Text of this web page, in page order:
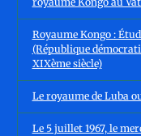
Royaume Kongo :
(République
XIXème siècle)
Le royaume de Luba
Le 5 juillet 1967, le